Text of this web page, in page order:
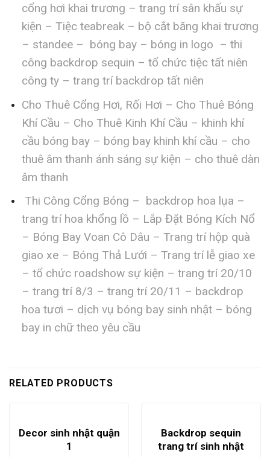
cổng hơi khai trương – trang trí sân khấu sự
kiện – Tiệc teabreak – bộ cắt băng khai trương
– standee – bóng bay – bóng in logo – thi
công backdrop sequin – tổ chức tiệc tất niên
công ty – trang trí backdrop tất niên
Cho Thuê Cổng Hơi, Rối Hơi – Cho Thuê Bóng
Khí Cầu – Cho Thuê Kinh Khí Cầu – khinh khí
cầu bóng bay – bóng bay khinh khí cầu – cho
thuê âm thanh ánh sáng sự kiện – cho thuê dàn
âm thanh
Thi Công Cổng Bóng – backdrop hoa lụa –
trang trí hoa khổng lồ – Lắp Đặt Bóng Kích Nổ
– Bóng Bay Voan Cô Dâu – Trang trí hộp quà
giao xe – Bóng Thả Lưới – Trang trí lễ giao xe
– tổ chức roadshow sự kiện – trang trí 20/10
– trang trí 8/3 – trang trí 20/11 – backdrop
hoa tươi – dịch vụ bóng bay sinh nhật – bóng
bay in chữ theo yêu cầu
RELATED PRODUCTS
Decor sinh nhật quận
1
Backdrop sequin
trang trí sinh nhật